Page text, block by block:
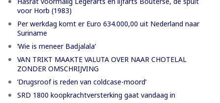
voor Horb (1983)
Per werkdag komt er Euro 634.000,00 uit Nederland naar
Suriname
‘Wie is meneer Badjalala’
VAN TRIKT MAAKTE VALUTA OVER NAAR CHOTELAL
ZONDER OMSCHRIJVING
’Drugsroof is reden van coldcase-moord’
SRD 1800 koopkrachtversterking gaat vandaag in